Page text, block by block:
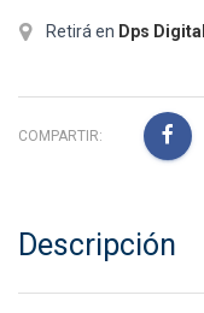
Retirá en Dps Digital
COMPARTIR:
Descripción